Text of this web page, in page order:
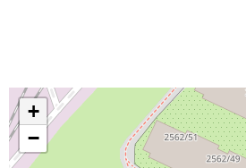
+
−